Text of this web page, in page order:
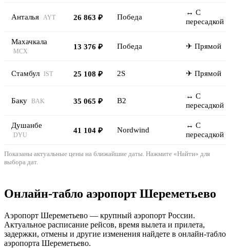
Анталья AYT 26 863 ₽ Победа
↔ С
пересадкой
Махачкала
MCX
13 376 ₽ Победа ✈ Прямой
Стамбул IST 25 108 ₽ 2S ✈ Прямой
Баку BAK 35 065 ₽ B2
↔ С
пересадкой
Душанбе
DYU
41 104 ₽ Nordwind
↔ С
пересадкой
Показаны актуальные цены на ближайшие даты. Нажмите «Найти» для
выбора дат.
Онлайн-табло аэропорт Шереметьево
Аэропорт Шереметьево — крупный аэропорт России.
Актуальное расписание рейсов, время вылета и прилета,
задержки, отмены и другие изменения найдете в онлайн-табло
аэропорта Шереметьево.